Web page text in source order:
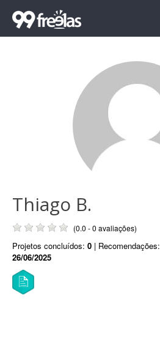
Thiago B.
(0.0 - 0 avaliações)
Projetos concluídos: 0 | Recomendações:
26/06/2025